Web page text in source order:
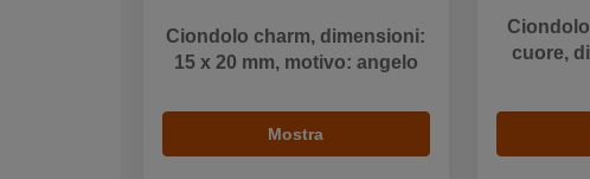
Ciondolo charm, dimensioni:
15 x 20 mm, motivo: angelo
Mostra
cuore,